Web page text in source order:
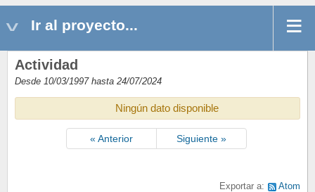
Ir al proyecto...
Actividad
Desde 10/03/1997 hasta 24/07/2024
Ningún dato disponible
« Anterior Siguiente »
Exportar a: Atom